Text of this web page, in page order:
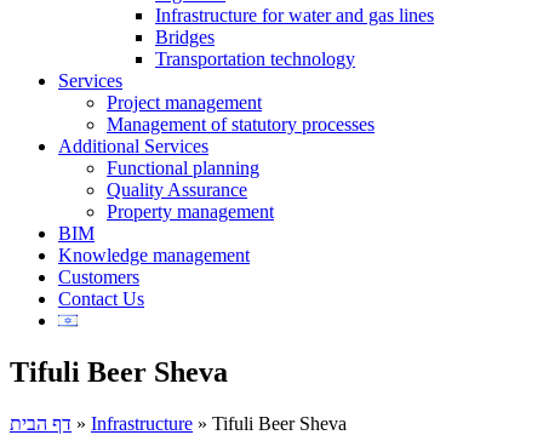
Infrastructure for water and gas lines
Bridges
Transportation technology
Services
Project management
Management of statutory processes
Additional Services
Functional planning
Quality Assurance
Property management
BIM
Knowledge management
Customers
Contact Us
Tifuli Beer Sheva
דף הבית » Infrastructure » Tifuli Beer Sheva